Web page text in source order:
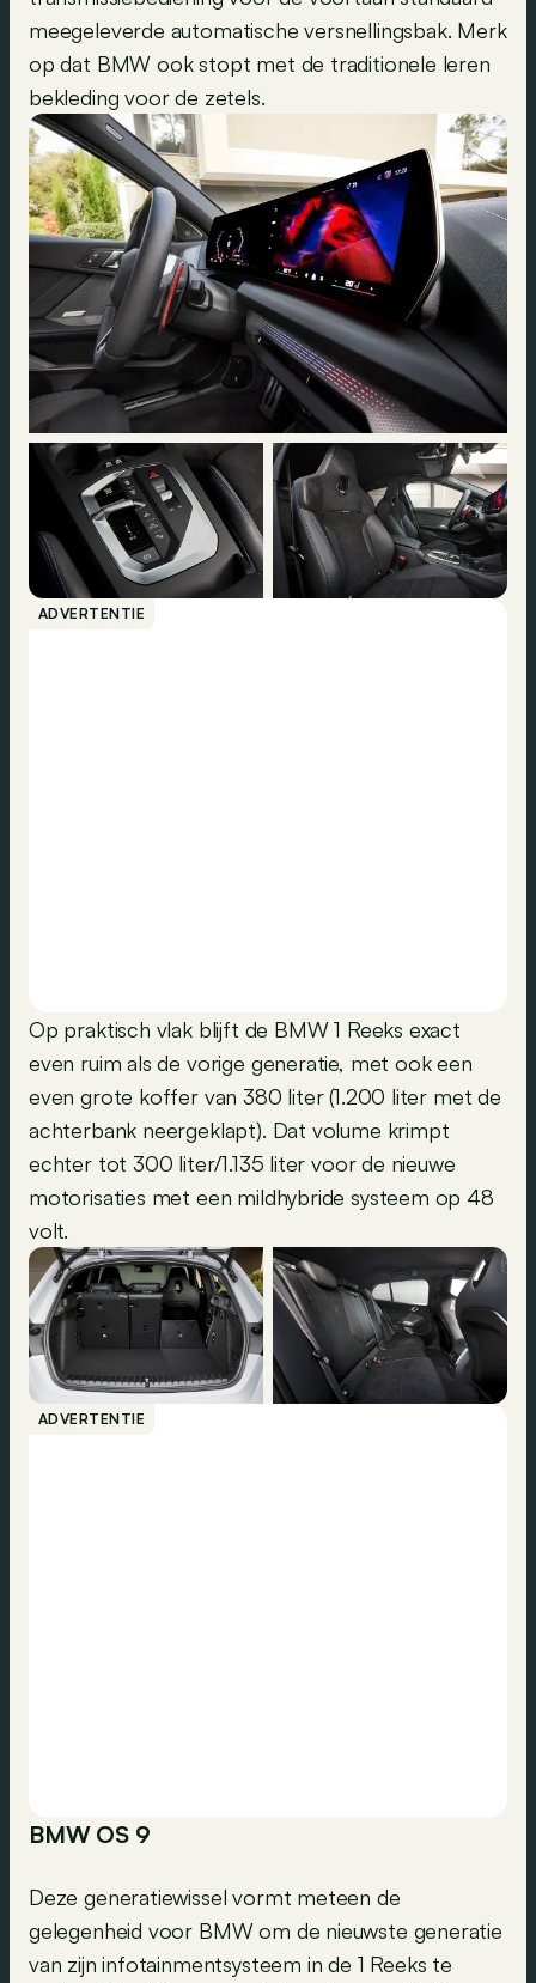
meegeleverde automatische versnellingsbak. Merk
op dat BMW ook stopt met de traditionele leren
bekleding voor de zetels.
ADVERTENTIE
Op praktisch vlak blijft de BMW 1 Reeks exact
even ruim als de vorige generatie, met ook een
even grote koffer van 380 liter (1.200 liter met de
achterbank neergeklapt). Dat volume krimpt
echter tot 300 liter/1.135 liter voor de nieuwe
motorisaties met een mildhybride systeem op 48
volt.
ADVERTENTIE
BMW OS 9
Deze generatiewissel vormt meteen de
gelegenheid voor BMW om de nieuwste generatie
van zijn infotainmentsysteem in de 1 Reeks te